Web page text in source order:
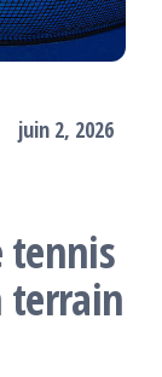
juin 2, 2026
tennis
terrain